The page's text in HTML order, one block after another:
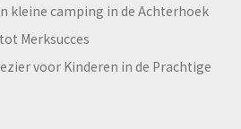
kleine camping in de Achterhoek
Merksucces
voor Kinderen in de Prachtige